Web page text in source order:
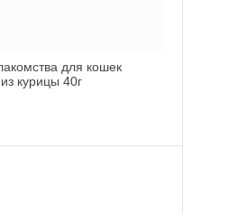
для кошек
курицы 40г